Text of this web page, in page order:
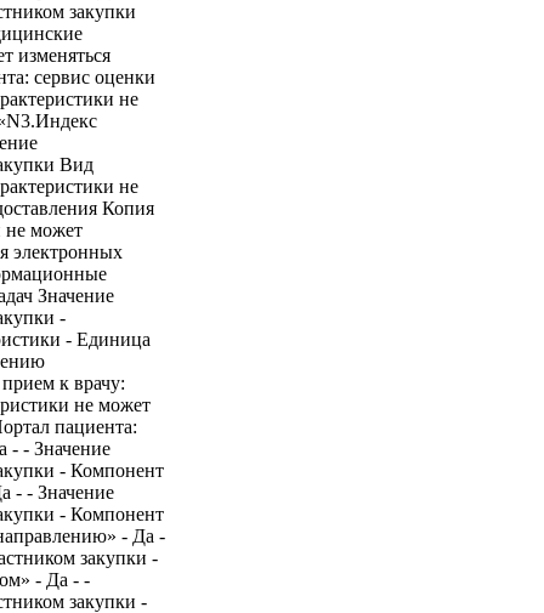
закупки
изменяться
сервис оценки
не
Вид
не
Копия
не может
электронных
Значение
-
- Единица
к врачу:
не может
пациента:
- - Значение
- Компонент
- - Значение
- Компонент
- Да -
закупки -
- Да - -
закупки -